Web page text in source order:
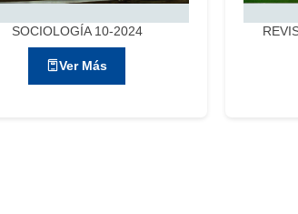
SOCIOLOGÍA 10-2024
Ver Más